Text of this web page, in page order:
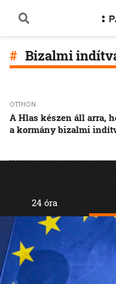
Bizalmi
OTTHON
A Hlas készen áll arra,
a kormány bizalmi
24 óra